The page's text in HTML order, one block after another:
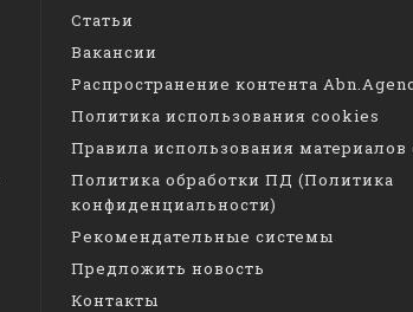
Статьи
Вакансии
Распространение контента
Политика использования cookies
Правила использования материалов
Политика обработки ПД (Политика
конфиденциальности)
Рекомендательные системы
Предложить новость
Контакты